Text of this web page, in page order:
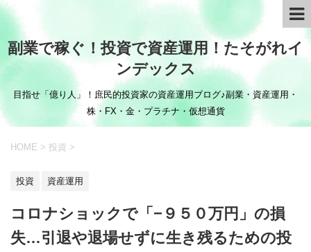
副業で稼ぐ！投資で資産運用！たそがれイ
ンデックス
目指せ「億り人」！庶民的投資家の資産運用ブログ♪副業・資産運用・
株・FX・金・プラチナ・仮想通貨
HOME > 投資 >
投資 資産運用
コロナショックで「−９５０万円」の損
失…引退や退場せずに生き残るための投